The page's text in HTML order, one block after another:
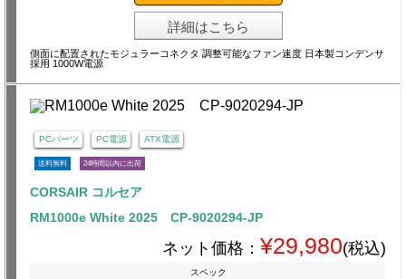
詳細はこちら
側面に配置されたモジュラーコネクタ 調整可能なファン速度 日本製コンデンサ
採用 1000W電源
PCパーツ PC電源 ATX電源
送料無料 24時間以内に出荷
CORSAIR コルセア
RM1000e White 2025 CP-9020294-JP
ネット価格： ¥29,980(税込)
スペック